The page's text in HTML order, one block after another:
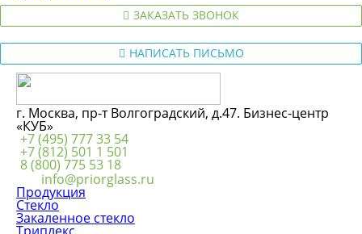
ЗАКАЗАТЬ ЗВОНОК
НАПИСАТЬ ПИСЬМО
г. Москва, пр-т Волгоградский, д.47. Бизнес-центр
«КУБ»
+7 (495) 777 33 54
+7 (812) 501 1 501
8 (800) 775 53 18
info@priorglass.ru
Продукция
Стекло
Закаленное стекло